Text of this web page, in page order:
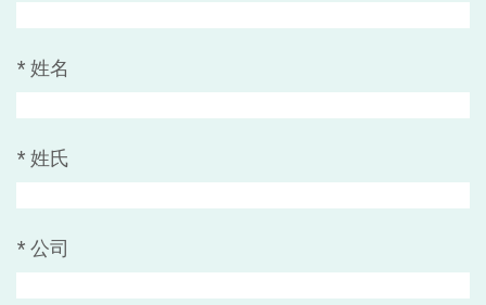
* 姓名
* 姓氏
* 公司